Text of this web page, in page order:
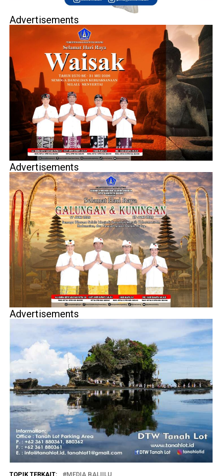
Advertisements
Advertisements
Advertisements
TOPIK TERKAIT: MEDIA BALIILU